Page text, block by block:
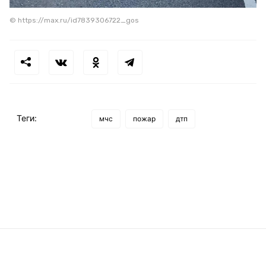
© https://max.ru/id7839306722_gos
Теги: мчс пожар дтп